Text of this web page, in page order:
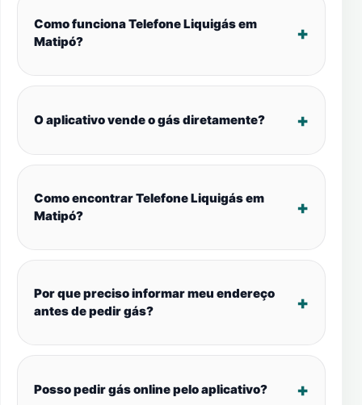
Como funciona Telefone Liquigás em
Matipó?
O aplicativo vende o gás diretamente?
Como encontrar Telefone Liquigás em
Matipó?
Por que preciso informar meu endereço
antes de pedir gás?
Posso pedir gás online pelo aplicativo?